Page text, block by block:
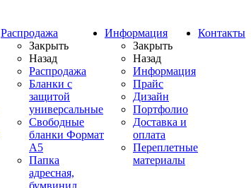
Распродажа
Закрыть
Назад
Распродажа
Бланки с
защитой
универсальные
Свободные
бланки Формат
А5
Папка
адресная,
бумвинил
Информация
Закрыть
Назад
Информация
Прайс
Дизайн
Портфолио
Доставка и
оплата
Переплетные
материалы
Контакты